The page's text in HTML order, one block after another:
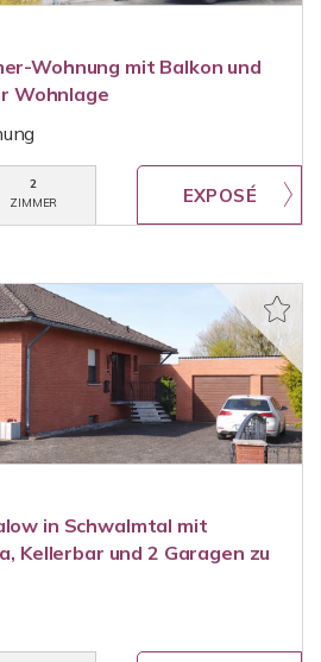
Wohnung mit Balkon und
Wohnlage
2
ZIMMER
in Schwalmtal mit
Kellerbar und 2 Garagen zu